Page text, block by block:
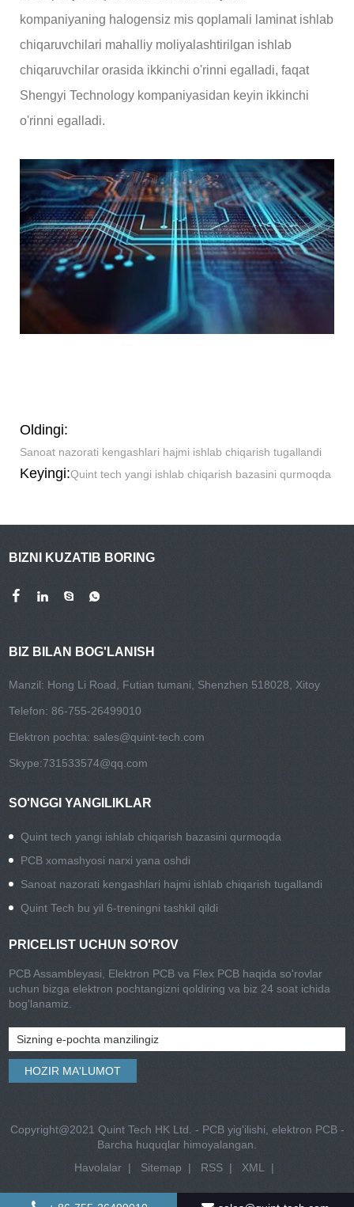
kompaniyaning halogensiz mis qoplamali laminat ishlab
chiqaruvchilari mahalliy moliyalashtirilgan ishlab
chiqaruvchilar orasida ikkinchi o'rinni egalladi, faqat
Shengyi Technology kompaniyasidan keyin ikkinchi
o'rinni egalladi.
Oldingi:
Sanoat nazorati kengashlari hajmi ishlab chiqarish tugallandi
Keyingi:Quint tech yangi ishlab chiqarish bazasini qurmoqda
BIZNI KUZATIB BORING
BIZ BILAN BOG'LANISH
Manzil: Hong Li Road, Futian tumani, Shenzhen 518028, Xitoy
Telefon: 86-755-26499010
Elektron pochta:sales@quint-tech.com
Skype:731533574@qq.com
SO'NGGI YANGILIKLAR
Quint tech yangi ishlab chiqarish bazasini qurmoqda
PCB xomashyosi narxi yana oshdi
Sanoat nazorati kengashlari hajmi ishlab chiqarish tugallandi
Quint Tech bu yil 6-treningni tashkil qildi
PRICELIST UCHUN SO'ROV
PCB Assambleyasi, Elektron PCB va Flex PCB haqida so'rovlar
uchun bizga elektron pochtangizni qoldiring va biz 24 soat ichida
bog'lanamiz.
Copyright@2021 Quint Tech HK Ltd. - PCB yig'ilishi, elektron PCB -
Barcha huquqlar himoyalangan.
Havolalar| Sitemap | RSS| XML |